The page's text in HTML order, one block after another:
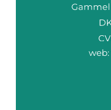
web: